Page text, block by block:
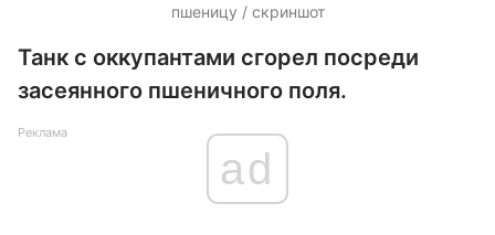
пшеницу / скриншот
Танк с оккупантами сгорел посреди
засеянного пшеничного поля.
Реклама
ad